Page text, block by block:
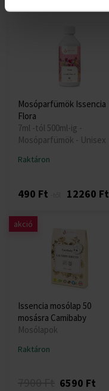
Mosóparfümök Issencia
Flora
7ml -tól 500ml-ig -
Mosóparfümök - Unisex
Raktáron
490 Ft 12260 Ft
akció
Issencia mosólap 50
mosásra Camibaby
Mosólapok
Raktáron
6590 Ft